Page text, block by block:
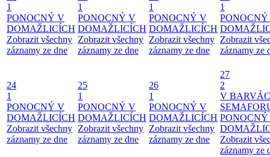
1
PONOCNÝ V
DOMAŽLICÍCH
Zobrazit všechny
záznamy ze dne
1
PONOCNÝ V
DOMAŽLICÍCH
Zobrazit všechny
záznamy ze dne
1
PONOCNÝ V
DOMAŽLICÍCH
Zobrazit všechny
záznamy ze dne
1
Zobrazit
záznamy ze
24
1
PONOCNÝ V
DOMAŽLICÍCH
Zobrazit všechny
záznamy ze dne
25
1
PONOCNÝ V
DOMAŽLICÍCH
Zobrazit všechny
záznamy ze dne
26
1
PONOCNÝ V
DOMAŽLICÍCH
Zobrazit všechny
záznamy ze dne
27
2
V
Zobrazit
záznamy ze